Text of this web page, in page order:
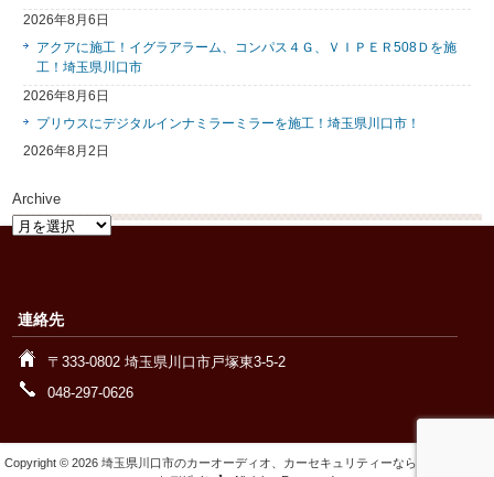
2026年8月6日
アクアに施工！イグラアラーム、コンパス４Ｇ、ＶＩＰＥＲ508Ｄを施
工！埼玉県川口市
2026年8月6日
プリウスにデジタルインナミラーミラーを施工！埼玉県川口市！
2026年8月2日
Archive
Archive
連絡先
〒333-0802 埼玉県川口市戸塚東3-5-2
048-297-0626
Copyright © 2026 埼玉県川口市のカーオーディオ、カーセキュリティーなら【ワイズオー